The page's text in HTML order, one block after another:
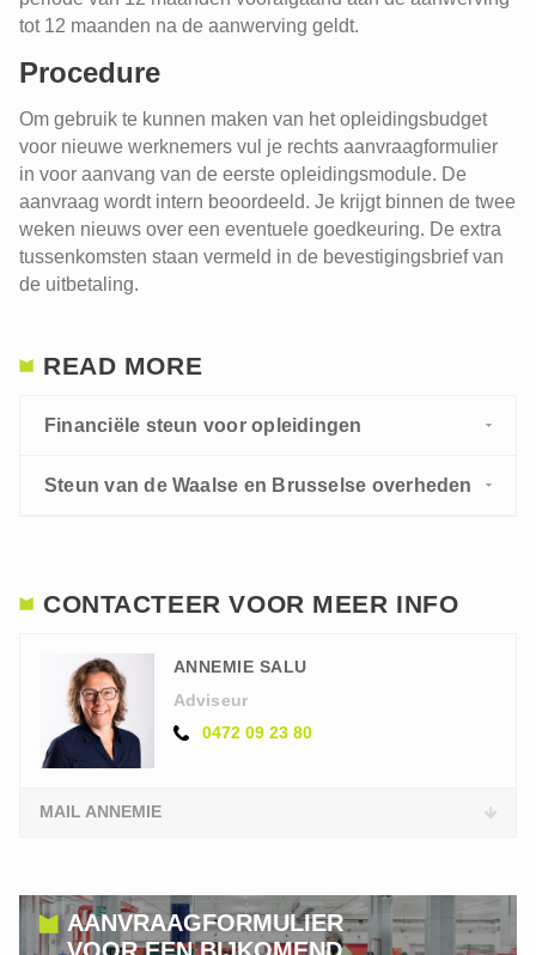
tot 12 maanden na de aanwerving geldt.
Procedure
Om gebruik te kunnen maken van het opleidingsbudget
voor nieuwe werknemers vul je rechts aanvraagformulier
in voor aanvang van de eerste opleidingsmodule. De
aanvraag wordt intern beoordeeld. Je krijgt binnen de twee
weken nieuws over een eventuele goedkeuring. De extra
tussenkomsten staan vermeld in de bevestigingsbrief van
de uitbetaling.
READ MORE
Financiële steun voor opleidingen
Steun van de Waalse en Brusselse overheden
CONTACTEER VOOR MEER INFO
ANNEMIE SALU
Adviseur
0472 09 23 80
MAIL ANNEMIE
AANVRAAGFORMULIER
VOOR EEN BIJKOMEND